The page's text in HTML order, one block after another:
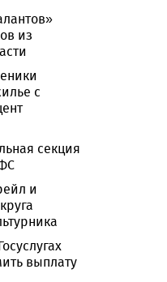
из
с
секция
и
выплату